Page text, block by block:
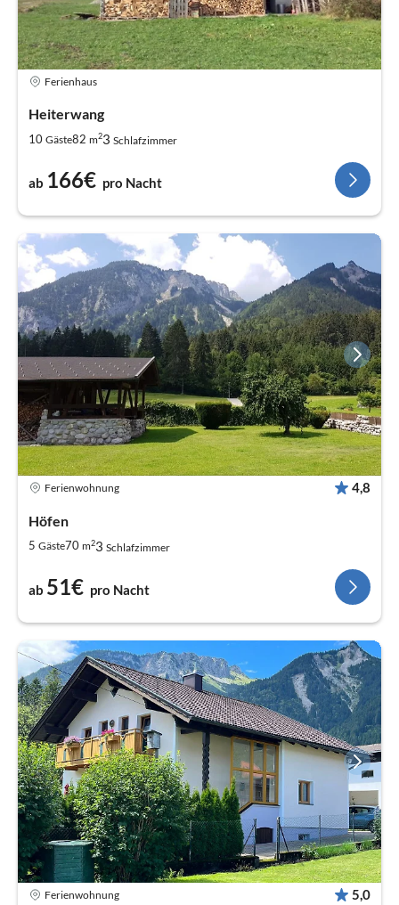
Ferienhaus
Heiterwang
10 Gäste82 m23 Schlafzimmer
ab 166€ pro Nacht
Ferienwohnung 4,8
Höfen
5 Gäste70 m23 Schlafzimmer
ab 51€ pro Nacht
Ferienwohnung 5,0